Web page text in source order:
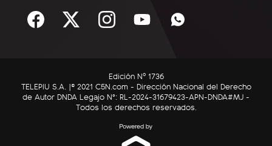
Sociedad
C5N Autos
RatingCero
Términos y condiciones
Edición Nº 1736
TELEPIU S.A. |© 2021 C5N.com - Dirección Nacional del Derecho
de Autor DNDA Legajo N°: RL-2024-31679423-APN-DNDA#MJ -
Todos los derechos reservados.